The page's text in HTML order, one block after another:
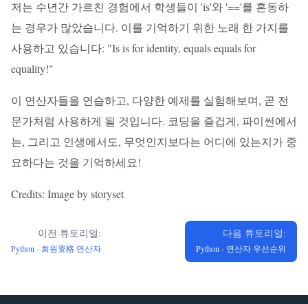
저는 수년간 가르친 경험에서 학생들이 'is'와 '=='를 혼동하
는 경우가 많았습니다. 이를 기억하기 위한 노래 한 가지를
사용하고 있습니다: "Is is for identity, equals equals for
equality!"
이 연산자들을 연습하고, 다양한 예제를 실험해보며, 곧 전
문가처럼 사용하게 될 것입니다. 코딩을 즐겁게, 파이썬에서
는, 그리고 인생에서도, 무엇인지보다는 어디에 있는지가 중
요하다는 것을 기억하세요!
Credits: Image by storyset
이전 튜토리얼:
Python - 회원资格 연산자
다음 튜토리얼:
Python - 연산자 우선순위